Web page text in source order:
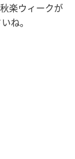
楽ウィークが
ね。